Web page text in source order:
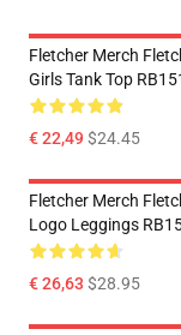
Fletcher Merch
Girls Tank Top
€ 22,49$24.45
Fletcher Merch
Logo Leggings
€ 26,63 $28.95